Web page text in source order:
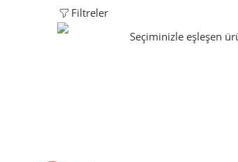
Filtreler
Seçiminizle eşleşen